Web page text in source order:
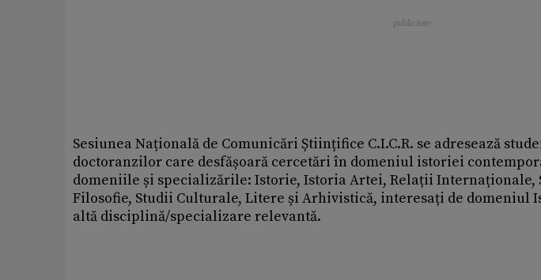
Sesiunea Națională de Comunicări Științifice C.I.C.R. se adresează
doctoranzilor care desfășoară cercetări în domeniul istoriei
domeniile și specializările: Istorie, Istoria Artei, Relații Internaționale,
Filosofie, Studii Culturale, Litere și Arhivistică, interesați de domeniul
altă disciplină/specializare relevantă.